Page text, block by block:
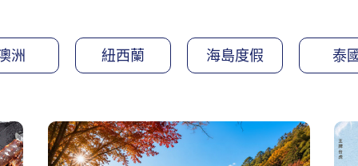
洲 紐西蘭 海島度假 泰